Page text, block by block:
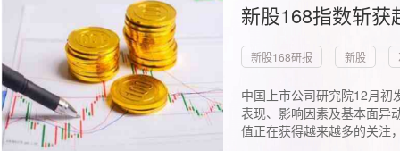
新股168指数斩
新股168研报 新股
中国上市公司研究院12月初
表现、影响因素及基本面异
值正在获得越来越多的关注